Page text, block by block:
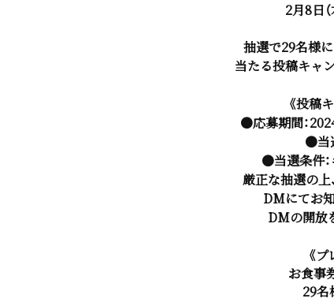
2月8日（
抽選で29名様
当たる投稿キャ
《投稿
●応募期間：
●当
●当選条件
厳正な抽選の上
DMにてお
DMの開放
《
お食事
29名